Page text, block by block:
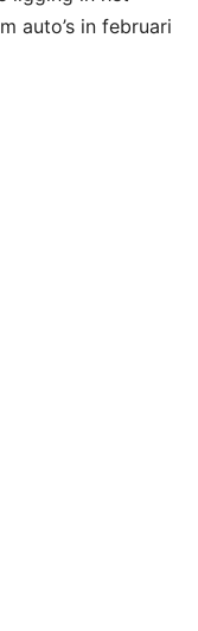
auto’s in februari